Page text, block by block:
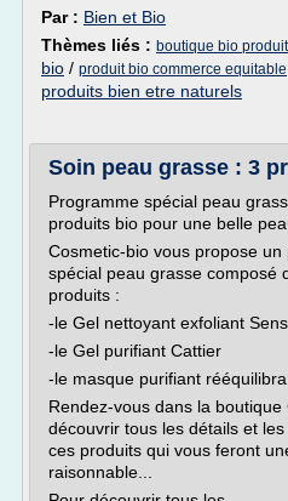
Par : Bien et Bio
Thèmes liés : boutique bio
bio / produit bio commerce equitable
produits bien etre naturels
Soin peau grasse : 3
Programme spécial peau
produits bio pour une belle
Cosmetic-bio vous propose un
spécial peau grasse composé
produits :
-le Gel nettoyant exfoliant
-le Gel purifiant Cattier
-le masque purifiant
Rendez-vous dans la
découvrir tous les détails et
ces produits qui vous feront
raisonnable...